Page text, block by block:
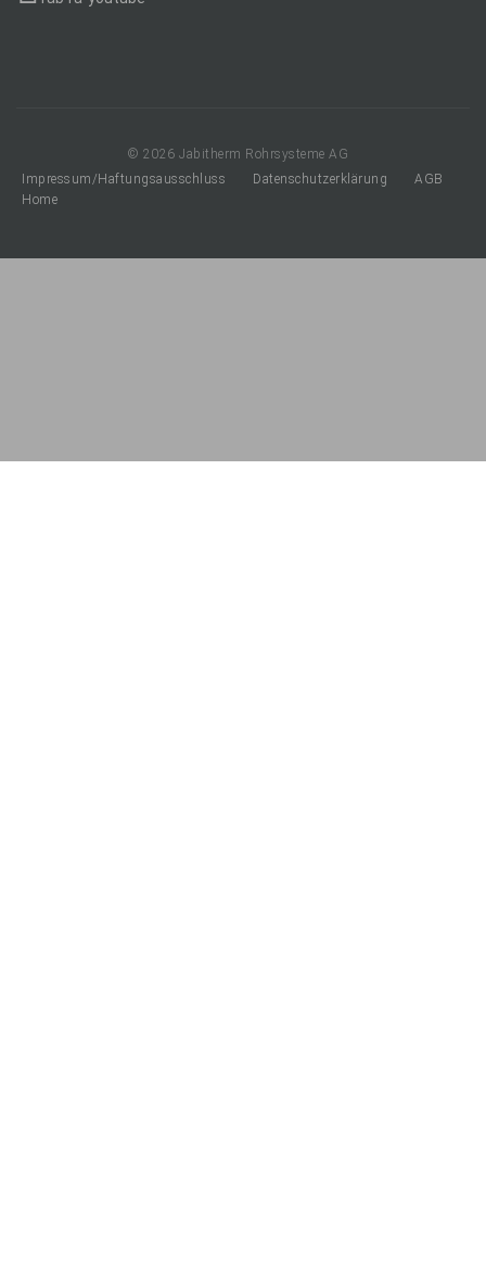
© 2026 Jabitherm Rohrsysteme AG
Impressum/Haftungsausschluss
Datenschutzerklärung
AGB
Home